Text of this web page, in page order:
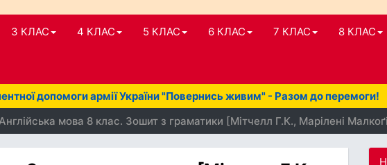
3 КЛАС 4 КЛАС 5 КЛАС 6 КЛАС 7 КЛАС 8 КЛАС
допомоги армії України "Повернись живим" - Разом до перемоги!
мова 8 клас. Зошит з граматики [Мітчелл Г.К., Марілені